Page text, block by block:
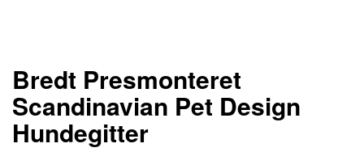
Bredt Presmonteret
Scandinavian Pet Design
Hundegitter